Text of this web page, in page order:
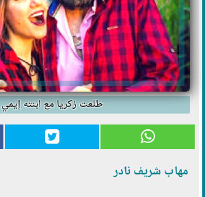
طلعت زكريا مع ابنته إيمي
مهاب شريف نادر